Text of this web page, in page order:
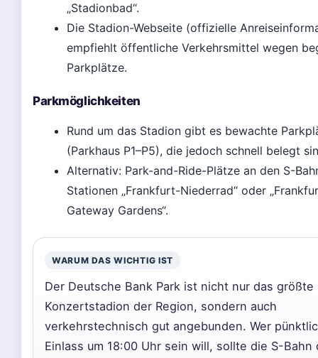
„Stadionbad“.
Die Stadion-Webseite (offizielle
empfiehlt öffentliche Verkehrsmittel wegen
Parkplätze.
Parkmöglichkeiten
Rund um das Stadion gibt es bewachte
(Parkhaus P1–P5), die jedoch schnell belegt
Alternativ: Park-and-Ride-Plätze an den S-
Stationen „Frankfurt-Niederrad“ oder
Gateway Gardens“.
WARUM DAS WICHTIG IST
Der Deutsche Bank Park ist nicht nur das größte
Konzertstadion der Region, sondern auch
verkehrstechnisch gut angebunden. Wer
Einlass um 18:00 Uhr sein will, sollte die S-Bahn